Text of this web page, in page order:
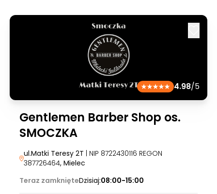
4.98/5
Gentlemen Barber Shop os.
SMOCZKA
ul.Matki Teresy 2T | NIP 8722430116 REGON
387726464, Mielec
Teraz zamknięteDzisiaj:08:00-15:00